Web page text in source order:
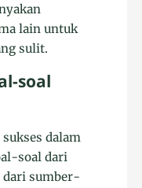
lain untuk
sulit.
soal
dalam
soal dari
dari sumber-